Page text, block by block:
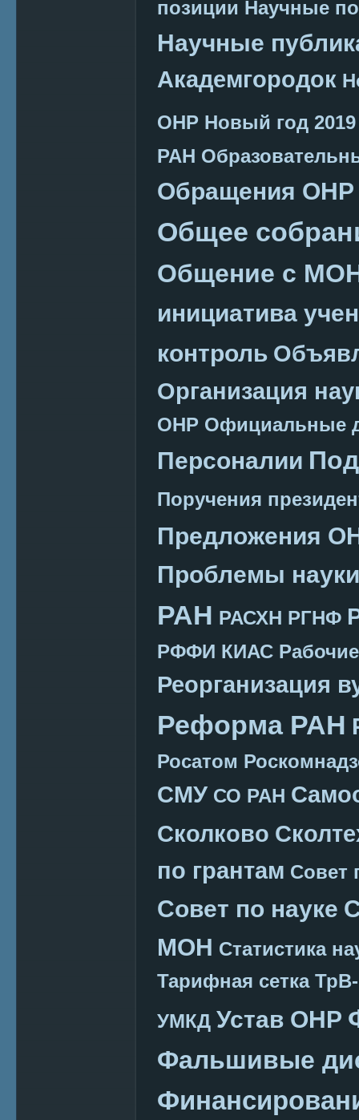
позиции Научные
Научные
Академгородок
ОНР Новый год 2019
РАН
Обращения ОНР
Общее
Общение с
инициатива
контроль
Организация
ОНР Официальные
Персоналии
Поручения
Предложения
Проблемы науки
РАН РАСХН РГНФ
РФФИ КИАС
Реорганизация
Реформа РАН
Росатом
СМУ СО РАН
Сколково
по грантам Совет
Совет по науке
МОН Статистика
Тарифная сетка
УМКД Устав ОНР
Фальшивые